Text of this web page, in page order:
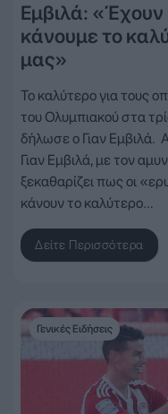
Εμβιλά: «Έχουν
κάνουμε το
μας»
Το καλύτερο για τους
του Ολυμπιακού στα
δήλωσε ο Γιαν Εμβιλά.
Γιαν Εμβιλά, με τον
ξεκαθαρίζει πως οι
κάνουν το καλύτερο…
Δείτε Περισσότερα
Γενικές Ειδήσεις